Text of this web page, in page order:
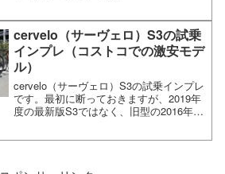
インプレあんまり詳し...
cervelo（サーヴェロ）S3の試乗
インプレ（コストコでの激安モデ
ル）
cervelo（サーヴェロ）S3の試乗インプレ
です。最初に断っておきますが、2019年
度の最新版S3ではなく、旧型の2016年度
超激安で手に入るということで改めてイ